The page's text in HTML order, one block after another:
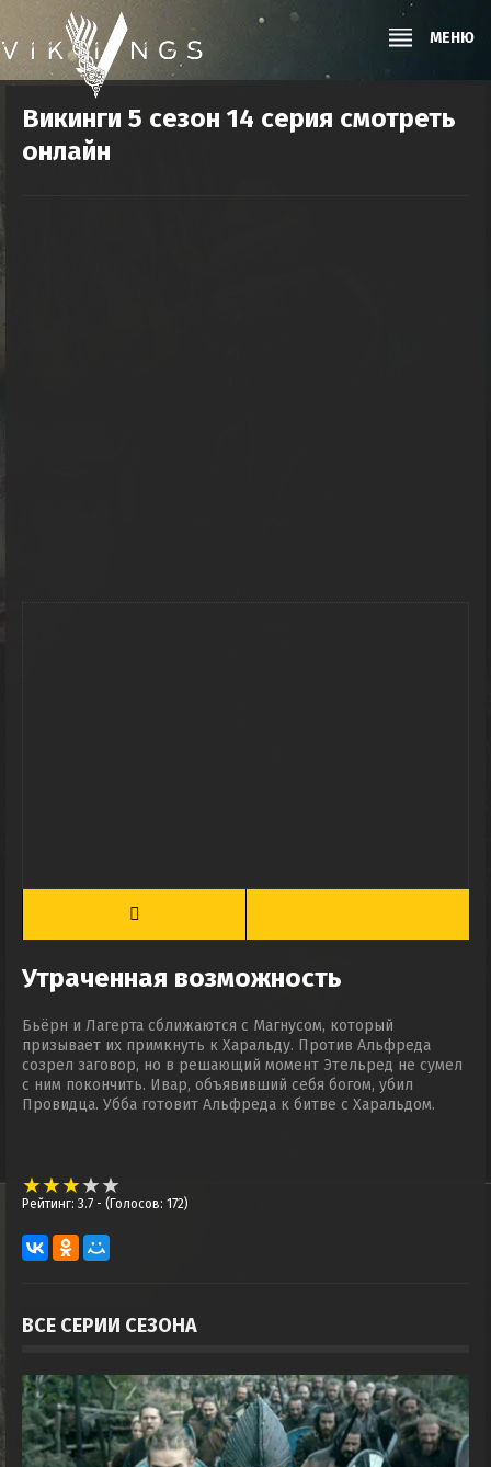
МЕНЮ
Викинги 5 сезон 14 серия смотреть
онлайн
Утраченная возможность
Бьёрн и Лагерта сближаются с Магнусом, который
призывает их примкнуть к Харальду. Против Альфреда
созрел заговор, но в решающий момент Этельред не сумел
с ним покончить. Ивар, объявивший себя богом, убил
Провидца. Убба готовит Альфреда к битве с Харальдом.
Рейтинг: 3.7 - (Голосов: 172)
ВСЕ СЕРИИ СЕЗОНА